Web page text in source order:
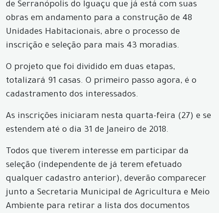
de Serranópolis do Iguaçu que já está com suas
obras em andamento para a construção de 48
Unidades Habitacionais, abre o processo de
inscrição e seleção para mais 43 moradias.
O projeto que foi dividido em duas etapas,
totalizará 91 casas. O primeiro passo agora, é o
cadastramento dos interessados.
As inscrições iniciaram nesta quarta-feira (27) e se
estendem até o dia 31 de Janeiro de 2018.
Todos que tiverem interesse em participar da
seleção (independente de já terem efetuado
qualquer cadastro anterior), deverão comparecer
junto a Secretaria Municipal de Agricultura e Meio
Ambiente para retirar a lista dos documentos